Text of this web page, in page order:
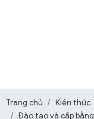
Trang chủ
Kiến thức
Đào tạo và cấp